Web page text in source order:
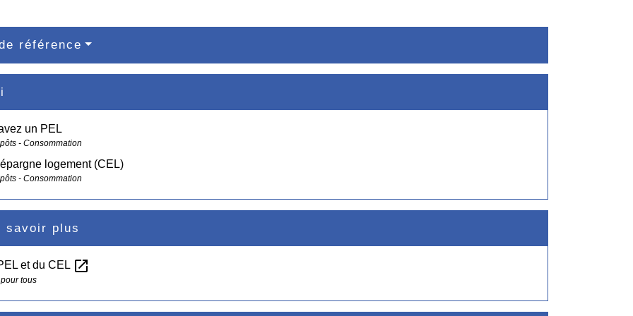
référence
un PEL
- Consommation
logement (CEL)
- Consommation
savoir plus
et du CEL open_in_new
tous